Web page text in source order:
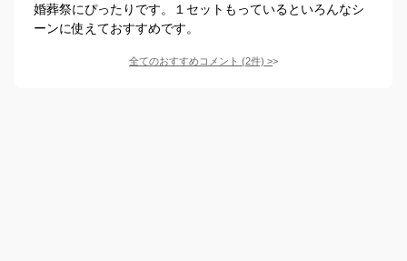
婚葬祭にぴったりです。１セットもっているといろんなシ
ーンに使えておすすめです。
全てのおすすめコメント (2件) >